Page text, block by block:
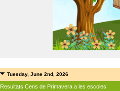
Tuesday, June 2nd, 2026
Resultats Cens de Primavera a les escoles